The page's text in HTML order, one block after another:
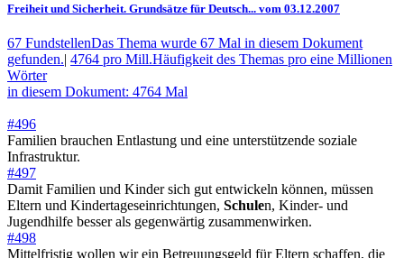
Freiheit und Sicherheit. Grundsätze für Deutsch... vom 03.12.2007
67 FundstellenDas Thema wurde 67 Mal in diesem Dokument
gefunden.| 4764 pro Mill.Häufigkeit des Themas pro eine Millionen
Wörter
in diesem Dokument: 4764 Mal
#496
Familien brauchen Entlastung und eine unterstützende soziale
Infrastruktur.
#497
Damit Familien und Kinder sich gut entwickeln können, müssen
Eltern und Kindertageseinrichtungen, Schulen, Kinder- und
Jugendhilfe besser als gegenwärtig zusammenwirken.
#498
Mittelfristig wollen wir ein Betreuungsgeld für Eltern schaffen, die